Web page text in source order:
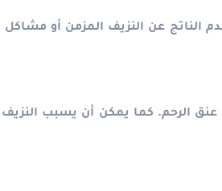
الناتج عن النزيف المزمن أو
عنق الرحم. كما يمكن أن يسبب النزيف